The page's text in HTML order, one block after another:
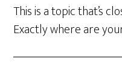
This is a topic that’s
Exactly where are